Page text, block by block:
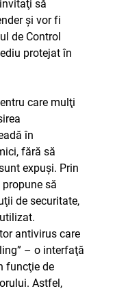
să
şi vor fi
de Control
protejat în
care mulţi
în
fără să
expuşi. Prin
să
de securitate,
antivirus care
– o interfaţă
funcţie de
Astfel,